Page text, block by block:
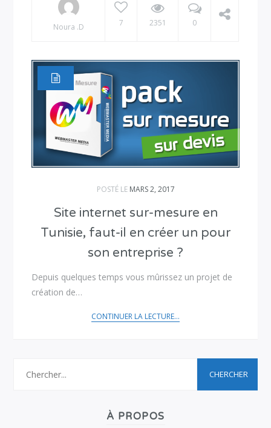
Noura .D 7 2351 0
POSTÉ LE MARS 2, 2017
Site internet sur-mesure en
Tunisie, faut-il en créer un pour
son entreprise ?
Depuis quelques temps vous mûrissez un projet de
création de…
CONTINUER LA LECTURE...
À PROPOS